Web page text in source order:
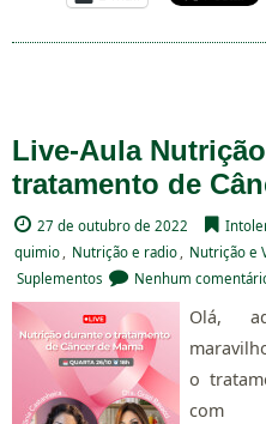
Live-Aula
tratamento de
27 de outubro de 2022
quimio , Nutrição e radio , Nutrição e
Suplementos
Nenhum
Olá,
o